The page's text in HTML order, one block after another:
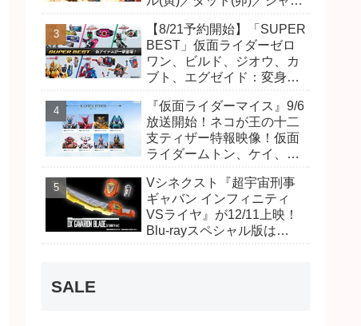
尾達臣のキャストが発表！
トリガーのアキト金子隼也
さんも変身！
【8/21予約開始】「SUPER
BEST」仮面ライダーゼロ
ワン、ビルド、ジオウ、カ
ブト、エグゼイド：変身ベ
ー、DXネオディケイドライ
バー、DXホッパーゼクター
ほか12点！
『仮面ライダーマイス』9/6
放送開始！ネコが王の十二
支ティザー特報映像！仮面
ライダームトン、ケイ、ヴ
開！ライダーは子丑寅卯辰
巳午未申酉戌亥猫猫の14
人⁉
Vシネクスト『超宇宙刑事
ギャバン インフィニティ
VSライヤ』が12/11上映！
Blu-rayスペシャル版は
SALE